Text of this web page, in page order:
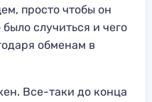
просто чтобы он
случиться и чего
обменам в
Все-таки до конца